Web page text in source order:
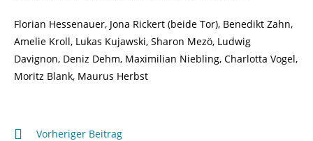
Florian Hessenauer, Jona Rickert (beide Tor), Benedikt Zahn,
Amelie Kroll, Lukas Kujawski, Sharon Mezö, Ludwig
Davignon, Deniz Dehm, Maximilian Niebling, Charlotta Vogel,
Moritz Blank, Maurus Herbst
WeitereVorheriger Beitrag